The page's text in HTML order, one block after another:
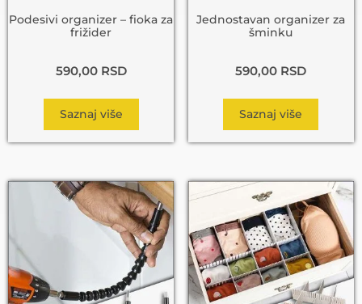
Podesivi organizer – fioka za
frižider
590,00 RSD
Saznaj više
Jednostavan organizer za
šminku
590,00 RSD
Saznaj više